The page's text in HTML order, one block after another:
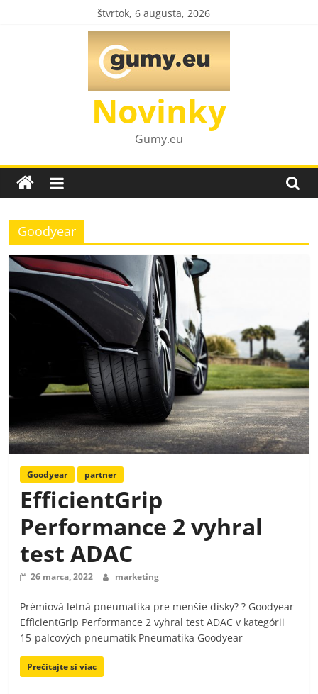
štvrtok, 6 augusta, 2026
Novinky
Gumy.eu
Goodyear
Goodyear partner
EfficientGrip
Performance 2 vyhral
test ADAC
26 marca, 2022 marketing
Prémiová letná pneumatika pre menšie disky? ? Goodyear
EfficientGrip Performance 2 vyhral test ADAC v kategórii
15-palcových pneumatík Pneumatika Goodyear
Prečítajte si viac